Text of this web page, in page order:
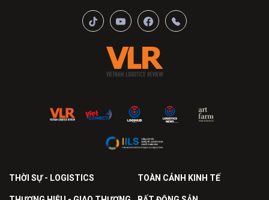
THỜI SỰ - LOGISTICS TOÀN CẢNH KINH TẾ